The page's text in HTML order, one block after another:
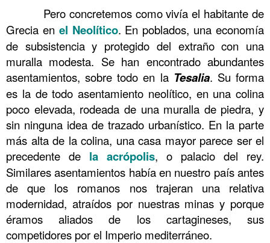
Pero concretemos como vivía el habitante de
Grecia en el Neolítico. En poblados, una economía
de subsistencia y protegido del extraño con una
muralla modesta. Se han encontrado abundantes
asentamientos, sobre todo en la Tesalia. Su forma
es la de todo asentamiento neolítico, en una colina
poco elevada, rodeada de una muralla de piedra, y
sin ninguna idea de trazado urbanístico. En la parte
más alta de la colina, una casa mayor parece ser el
precedente de la acrópolis, o palacio del rey.
Similares asentamientos había en nuestro país antes
de que los romanos nos trajeran una relativa
modernidad, atraídos por nuestras minas y porque
éramos aliados de los cartagineses, sus
competidores por el Imperio mediterráneo.